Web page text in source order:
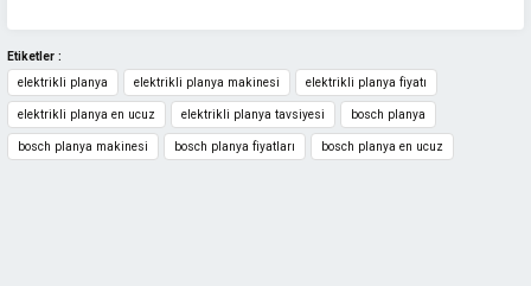
Ürün fiyatı diğer sitelerden daha pahalı.
Bu ürüne benzer farklı alternatifler olmalı.
Etiketler :
elektrikli planya
elektrikli planya makinesi elektrikli planya fiyatı
elektrikli planya en ucuz elektrikli planya tavsiyesi bosch planya
bosch planya makinesi bosch planya fiyatları bosch planya en ucuz